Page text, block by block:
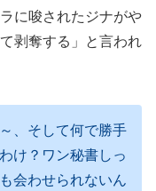
に唆されたジナがや
剥奪する」と言われ
、そして何で勝手
け？ワン秘書しっ
会わせられないん